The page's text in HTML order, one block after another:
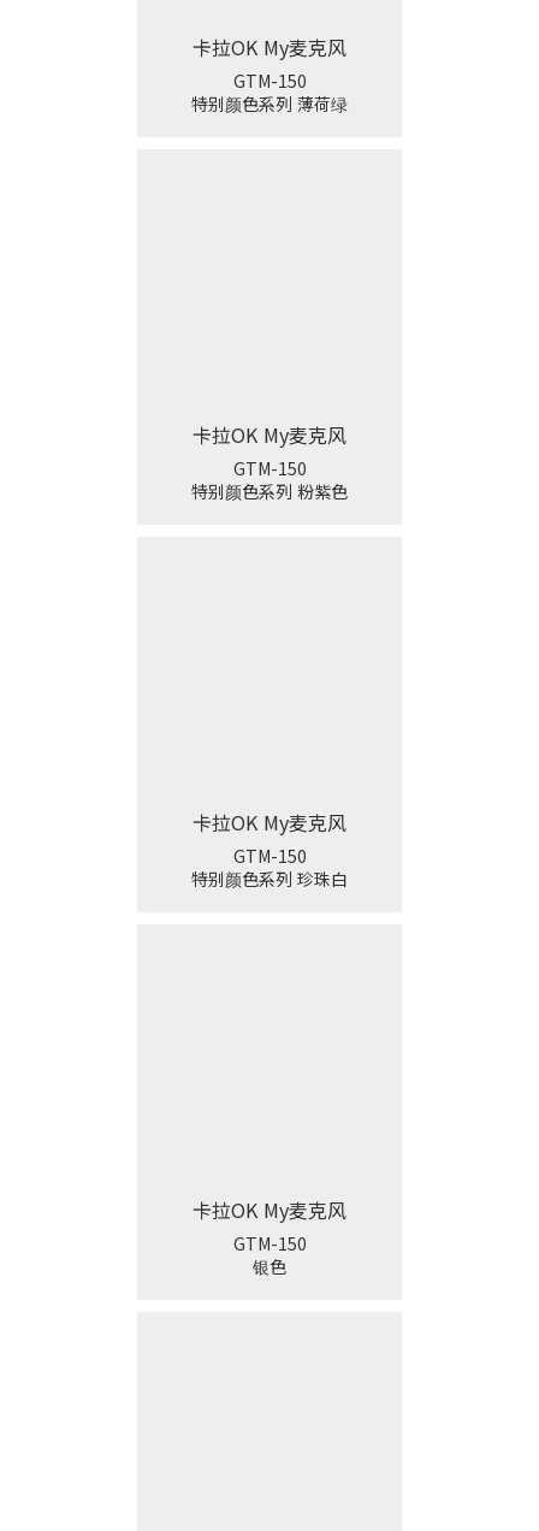
卡拉OK My麦克风
GTM-150
特别颜色系列 薄荷绿
卡拉OK My麦克风
GTM-150
特别颜色系列 粉紫色
卡拉OK My麦克风
GTM-150
特别颜色系列 珍珠白
卡拉OK My麦克风
GTM-150
银色